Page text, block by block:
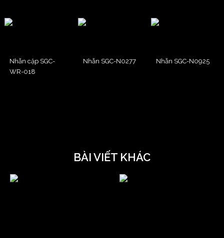
Nhẫn cặp SGC-
WR-018
Nhẫn SGC-N0277 Nhẫn SGC-N0925
BÀI VIẾT KHÁC